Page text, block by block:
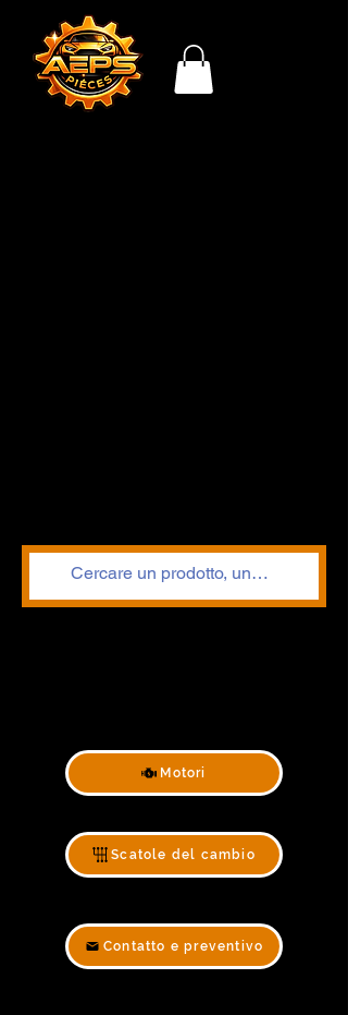
Motori
Scatole del cambio
Contatto e preventivo